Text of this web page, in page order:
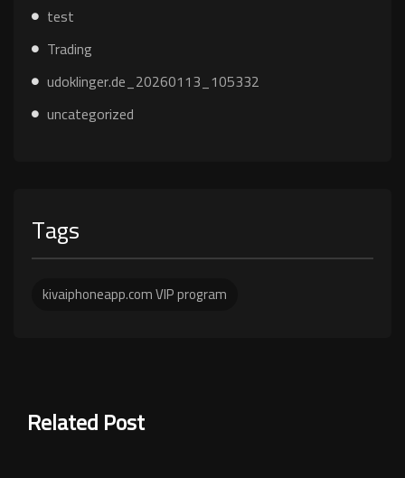
test
Trading
udoklinger.de_20260113_105332
uncategorized
Tags
kivaiphoneapp.com VIP program
Related Post